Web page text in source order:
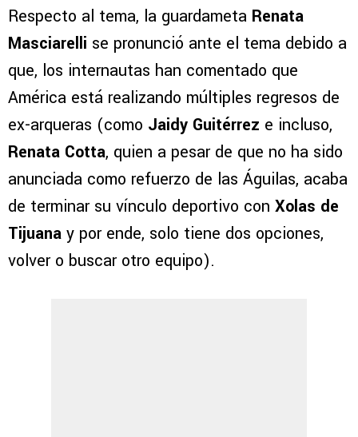
Respecto al tema, la guardameta Renata
Masciarelli se pronunció ante el tema debido a
que, los internautas han comentado que
América está realizando múltiples regresos de
ex-arqueras (como Jaidy Guitérrez e incluso,
Renata Cotta, quien a pesar de que no ha sido
anunciada como refuerzo de las Águilas, acaba
de terminar su vínculo deportivo con Xolas de
Tijuana y por ende, solo tiene dos opciones,
volver o buscar otro equipo).